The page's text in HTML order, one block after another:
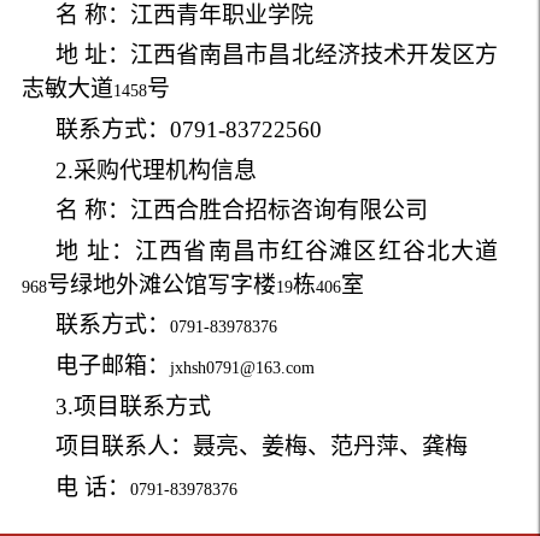
名 称：江西青年职业学院
地 址：江西省南昌市昌北经济技术开发区方
志敏大道1458号
联系方式： 0791-83722560
2.采购代理机构信息
名 称：江西合胜合招标咨询有限公司
地 址：江西省南昌市红谷滩区红谷北大道
968号绿地外滩公馆写字楼19栋406室
联系方式：
0791-83978376
电子邮箱： jxhsh0791@163.com
3.项目联系方式
项目联系人：聂亮、姜梅、范丹萍、龚梅
电 话：
0791-83978376